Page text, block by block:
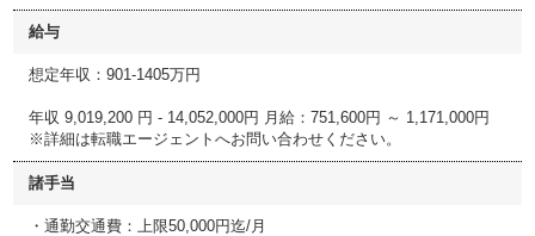
給与
想定年収：901-1405万円
年収 9,019,200 円 - 14,052,000円 月給：751,600円 ～ 1,171,000円
※詳細は転職エージェントへお問い合わせください。
諸手当
・通勤交通費：上限50,000円迄/月